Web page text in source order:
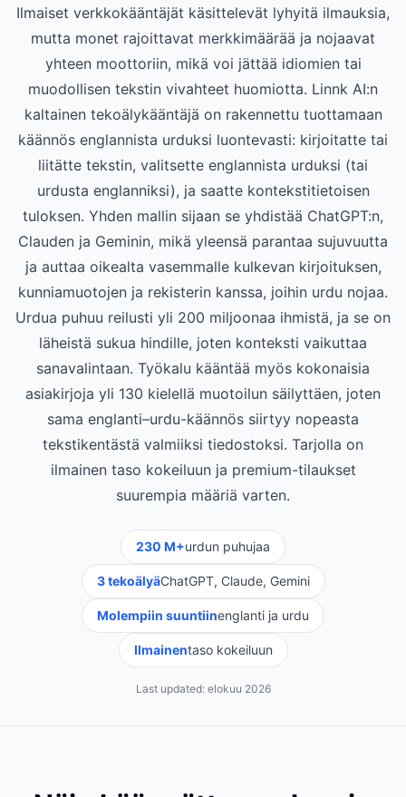
Ilmaiset verkkokääntäjät käsittelevät lyhyitä ilmauksia,
mutta monet rajoittavat merkkimäärää ja nojaavat
yhteen moottoriin, mikä voi jättää idiomien tai
muodollisen tekstin vivahteet huomiotta. Linnk AI:n
kaltainen tekoälykääntäjä on rakennettu tuottamaan
käännös englannista urduksi luontevasti: kirjoitatte tai
liitätte tekstin, valitsette englannista urduksi (tai
urdusta englanniksi), ja saatte kontekstitietoisen
tuloksen. Yhden mallin sijaan se yhdistää ChatGPT:n,
Clauden ja Geminin, mikä yleensä parantaa sujuvuutta
ja auttaa oikealta vasemmalle kulkevan kirjoituksen,
kunniamuotojen ja rekisterin kanssa, joihin urdu nojaa.
Urdua puhuu reilusti yli 200 miljoonaa ihmistä, ja se on
läheistä sukua hindille, joten konteksti vaikuttaa
sanavalintaan. Työkalu kääntää myös kokonaisia
asiakirjoja yli 130 kielellä muotoilun säilyttäen, joten
sama englanti–urdu-käännös siirtyy nopeasta
tekstikentästä valmiiksi tiedostoksi. Tarjolla on
ilmainen taso kokeiluun ja premium-tilaukset
suurempia määriä varten.
230 M+urdun puhujaa
3 tekoälyäChatGPT, Claude, Gemini
Molempiin suuntiinenglanti ja urdu
Ilmainentaso kokeiluun
Last updated: elokuu 2026